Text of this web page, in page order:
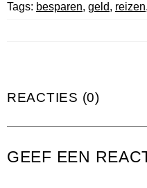
Tags: besparen, geld, reizen,
REACTIES (0)
GEEF EEN